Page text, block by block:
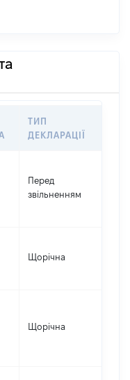
ТИП
ДЕКЛАРАЦІЇ
Перед
звільненням
Щорічна
Щорічна